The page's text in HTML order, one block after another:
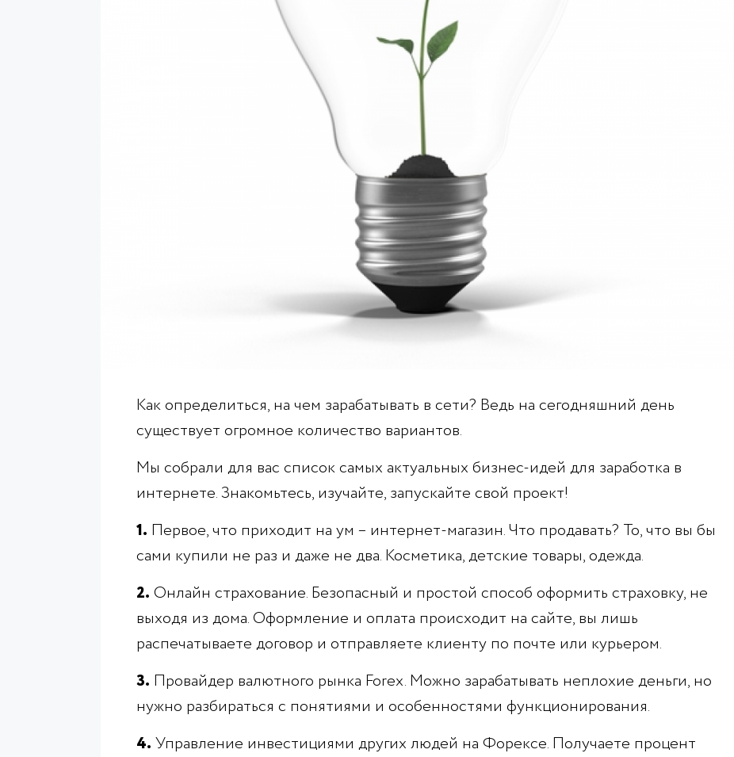
Как определиться, на чем зарабатывать в сети? Ведь на сегодняшний день
существует огромное количество вариантов.
Мы собрали для вас список самых актуальных бизнес-идей для заработка в
интернете. Знакомьтесь, изучайте, запускайте свой проект!
1. Первое, что приходит на ум – интернет-магазин. Что продавать? То, что вы бы
сами купили не раз и даже не два. Косметика, детские товары, одежда.
2. Онлайн страхование. Безопасный и простой способ оформить страховку, не
выходя из дома. Оформление и оплата происходит на сайте, вы лишь
распечатываете договор и отправляете клиенту по почте или курьером.
3. Провайдер валютного рынка Forex. Можно зарабатывать неплохие деньги, но
нужно разбираться с понятиями и особенностями функционирования.
4. Управление инвестициями других людей на Форексе. Получаете процент